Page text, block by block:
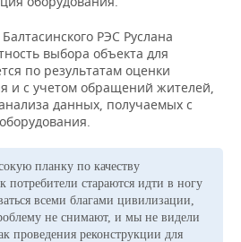
РЭС Руслана
выбора объекта для
по результатам оценки
и с учетом обращений жителей,
данных, получаемых с
планку по качеству
потребители стараются идти в ногу
всеми благами цивилизации,
не снимают, и мы не видели
проведения реконструкции для